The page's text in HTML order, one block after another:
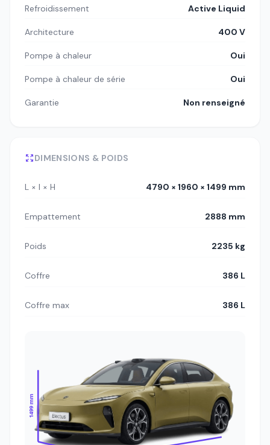
Refroidissement Active Liquid
Architecture 400 V
Pompe à chaleur Oui
Pompe à chaleur de série Oui
Garantie Non renseigné
DIMENSIONS & POIDS
L × l × H 4790 × 1960 × 1499 mm
Empattement 2888 mm
Poids 2235 kg
Coffre 386 L
Coffre max 386 L
1499 mm